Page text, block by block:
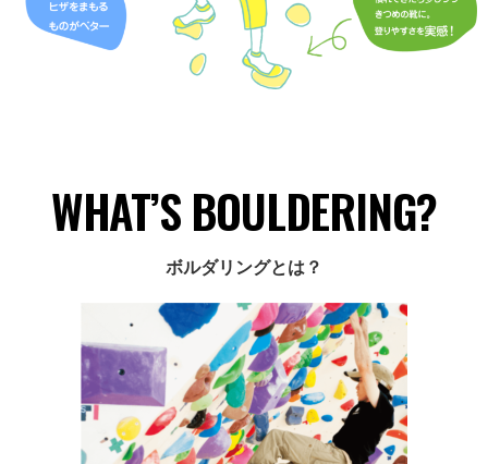
WHAT’S BOULDERING?
ボルダリングとは？